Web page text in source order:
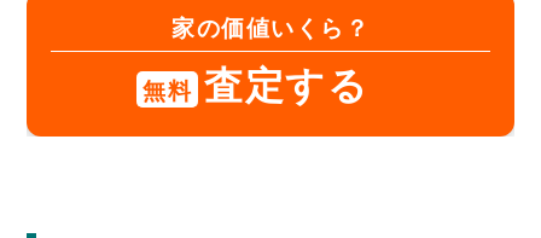
家の価値いくら？
無料 査定する